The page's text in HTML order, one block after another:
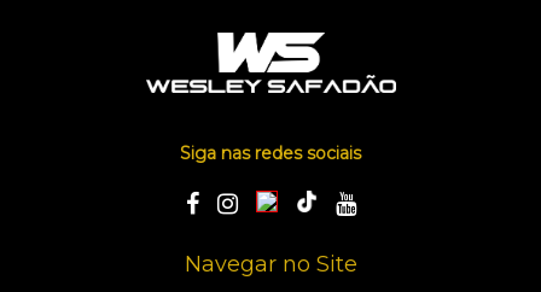
Siga nas redes sociais
Navegar no Site